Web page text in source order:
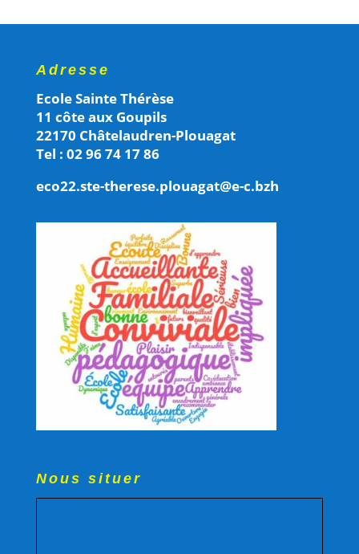
Adresse
Ecole Sainte Thérèse
11 côte aux Goupils
22170 Châtelaudren-Plouagat
Tel : 02 96 74 17 86
eco22.ste-therese.plouagat@e-c.bzh
Nous situer